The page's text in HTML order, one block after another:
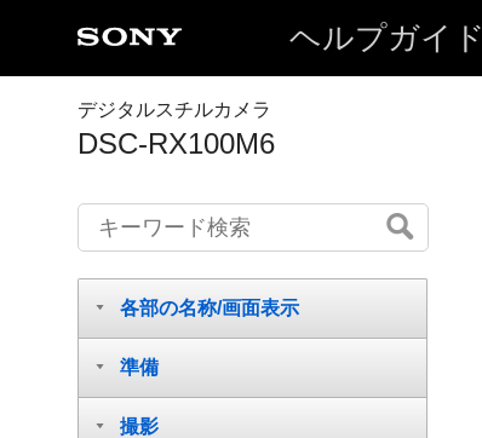
ヘルプガイド
デジタルスチルカメラ
DSC-RX100M6
各部の名称/画面表示
準備
撮影